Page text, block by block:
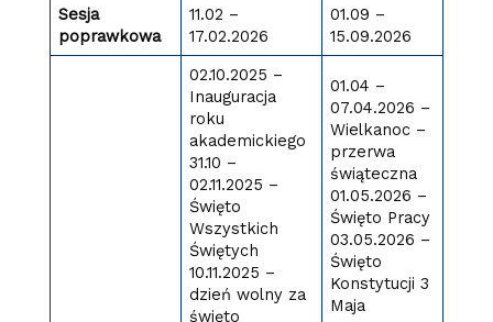
Sesja
poprawkowa
11.02 –
17.02.2026
01.09 –
15.09.2026
02.10.2025 –
Inauguracja
roku
akademickiego
31.10 –
02.11.2025 –
Święto
Wszystkich
Świętych
10.11.2025 –
dzień wolny za
święto
01.04 –
07.04.2026 –
Wielkanoc –
przerwa
świąteczna
01.05.2026 –
Święto Pracy
03.05.2026 –
Święto
Konstytucji 3
Maja